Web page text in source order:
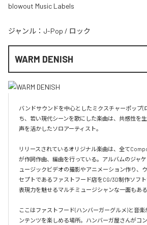
blowout Music Labels
ジャンル： J-Pop / ロック
WARM DENISH
バンドサウンドを中心としたミクスチャーポップ(
ち、若い現代シーンを歌にした楽曲は、共感性を
声を活かしたソロアーティスト。
リリースされているオリジナル楽曲は、全て
が作詞作曲、編曲を行っている。アルバムのジャ
ュージックビデオの撮影やアニメーション作り、
セプトであるファストフード店をCG/3D制作ソフ
表現力を魅せるマルチミュージシャンな一面もある
ここはファストフード(ハンバーガーグルメ)と音
ンテンツを楽しめる場所。ハンバーガ屋さんがコ